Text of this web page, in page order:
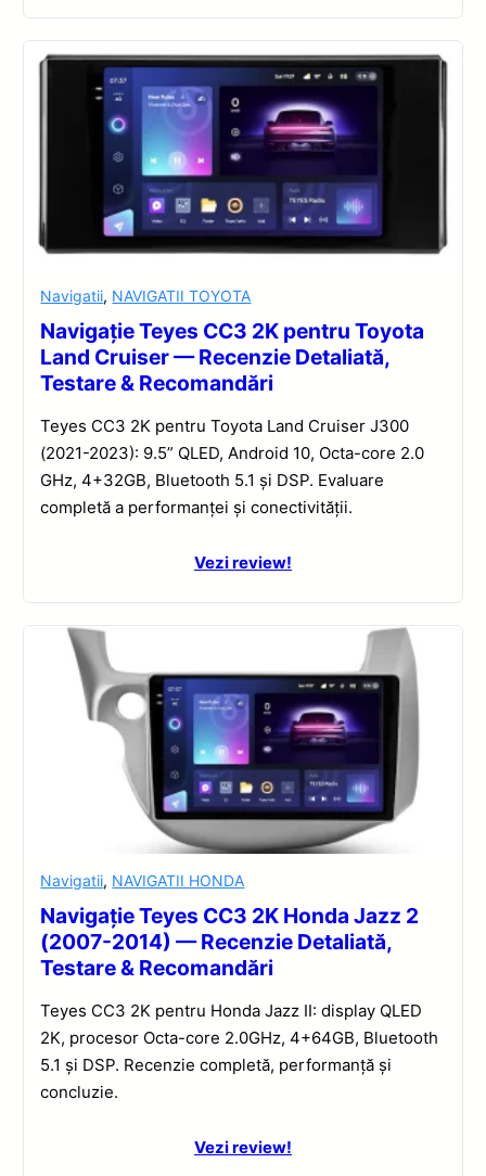
Navigatii, NAVIGATII TOYOTA
Navigație Teyes CC3 2K pentru Toyota
Land Cruiser — Recenzie Detaliată,
Testare & Recomandări
Teyes CC3 2K pentru Toyota Land Cruiser J300
(2021-2023): 9.5” QLED, Android 10, Octa-core 2.0
GHz, 4+32GB, Bluetooth 5.1 și DSP. Evaluare
completă a performanței și conectivității.
Vezi review!
Navigatii, NAVIGATII HONDA
Navigație Teyes CC3 2K Honda Jazz 2
(2007-2014) — Recenzie Detaliată,
Testare & Recomandări
Teyes CC3 2K pentru Honda Jazz II: display QLED
2K, procesor Octa-core 2.0GHz, 4+64GB, Bluetooth
5.1 și DSP. Recenzie completă, performanță și
concluzie.
Vezi review!